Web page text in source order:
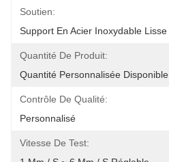
Soutien:
Support En Acier Inoxydable Lisse
Quantité De Produit:
Quantité Personnalisée Disponible
Contrôle De Qualité:
Personnalisé
Vitesse De Test: